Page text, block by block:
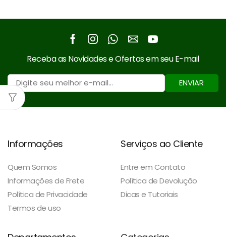
Facebook
Instagram
Whatsapp
EmailYoutube
Receba as Novidades e Ofertas em seu E-mail
ENVIAR
Informações
Quem Somos
Informações de Frete
Política de Privacidade
Termos de uso
Serviços ao Cliente
Entre em Contato
Política de Devolução
Dicas e Tutoriais